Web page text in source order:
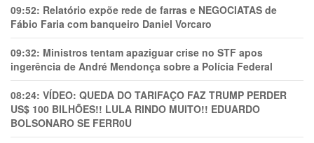
09:52: Relatório expõe rede de farras e NEGOCIATAS de
Fábio Faria com banqueiro Daniel Vorcaro
09:32: Ministros tentam apaziguar crise no STF apos
ingerência de André Mendonça sobre a Polícia Federal
08:24: VÍDEO: QUEDA DO TARIFAÇO FAZ TRUMP PERDER
US$ 100 BILHÕES!! LULA RINDO MUITO!! EDUARDO
BOLSONARO SE FERR0U